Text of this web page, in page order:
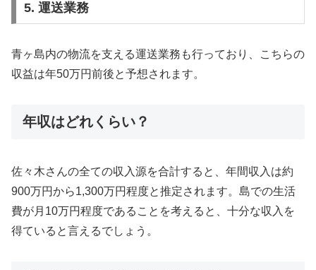
5. 運送業務
青ヶ島内の物流を支える運送業務も行っており、こちらの
収益は年50万円前後と予想されます。
年収はどれくらい？
佐々木さんの全ての収入源を合計すると、年間収入は約
900万円から1,300万円程度と推定されます。島での生活
費が月10万円程度であることを考えると、十分な収入を
得ていると言えるでしょう。